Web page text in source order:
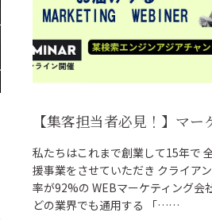
私たちはこれまで創業して15年で
援事業をさせていただき クライア
率が92%の WEBマーケティング会
どの業界でも通用する 「……